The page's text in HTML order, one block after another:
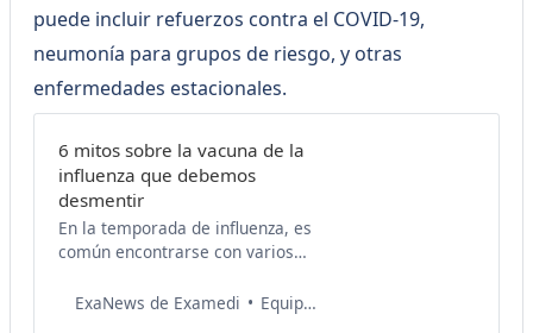
puede incluir refuerzos contra el COVID-19,
neumonía para grupos de riesgo, y otras
enfermedades estacionales.
6 mitos sobre la vacuna de la
influenza que debemos
desmentir
En la temporada de influenza, es
común encontrarse con varios
Es crucial abordar estas ideas
ExaNews de Examedi Equipo de Salud Examedi